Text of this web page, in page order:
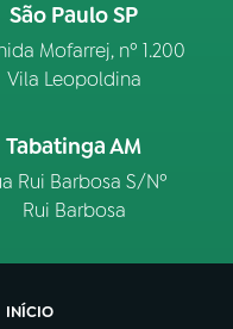
São Paulo SP
Mofarrej, nº 1.200
Vila Leopoldina
Tabatinga AM
Rui Barbosa S/Nº
Rui Barbosa
INÍCIO